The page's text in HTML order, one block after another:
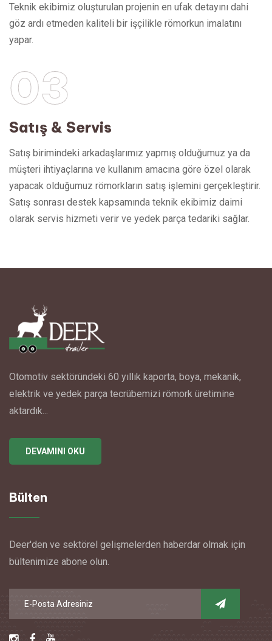
Teknik ekibimiz oluşturulan projenin en ufak detayını dahi
göz ardı etmeden kaliteli bir işçilikle römorkun imalatını
yapar.
03
Satış & Servis
Satış birimindeki arkadaşlarımız yapmış olduğumuz ya da
müşteri ihtiyaçlarına ve kullanım amacına göre özel olarak
yapacak olduğumuz römorkların satış işlemini gerçekleştirir.
Satış sonrası destek kapsamında teknik ekibimiz daimi
olarak servis hizmeti verir ve yedek parça tedariki sağlar.
Otomotiv sektöründeki 60 yıllık kaporta, boya, mekanik,
elektrik ve yedek parça tecrübemizi römork üretimine
aktardık...
DEVAMINI OKU
Bülten
Deer'den ve sektörel gelişmelerden haberdar olmak için
bültenimize abone olun.